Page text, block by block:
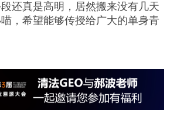
还真是高明，居然搬来没有几天
，希望能够传授给广大的单身青